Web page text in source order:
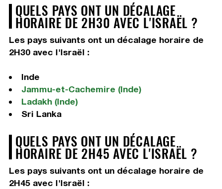
QUELS PAYS ONT UN DÉCALAGE
HORAIRE DE 2H30 AVEC L'ISRAËL ?
Les pays suivants ont un décalage horaire de
2H30 avec l'Israël :
Inde
Jammu-et-Cachemire (Inde)
Ladakh (Inde)
Sri Lanka
QUELS PAYS ONT UN DÉCALAGE
HORAIRE DE 2H45 AVEC L'ISRAËL ?
Les pays suivants ont un décalage horaire de
2H45 avec l'Israël :